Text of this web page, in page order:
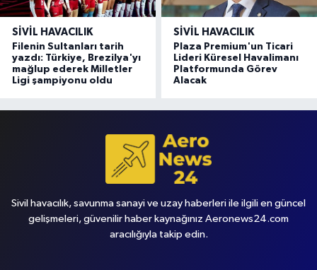
SIVIL HAVACILIK
Filenin Sultanları tarih
yazdı: Türkiye, Brezilya'yı
mağlup ederek Milletler
Ligi şampiyonu oldu
SIVIL HAVACILIK
Plaza Premium'un Ticari
Lideri Küresel Havalimanı
Platformunda Görev
Alacak
Sivil havacılık, savunma sanayi ve uzay haberleri ile ilgili en güncel
gelişmeleri, güvenilir haber kaynağınız Aeronews24.com
aracılığıyla takip edin.